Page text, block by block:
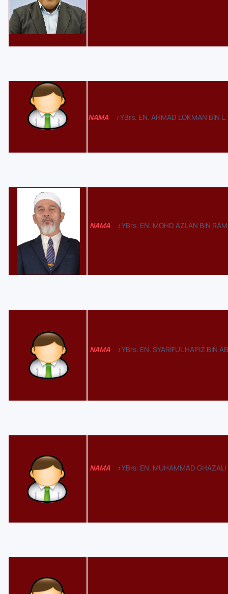
NAMA :YBrs. EN. AHMAD LOKMAN BIN
NAMA :YBrs. EN. MOHD AZLAN BIN
NAMA :YBrs. EN. SYARIFUL HAPIZ BIN
NAMA :YBrs. EN. MUHAMMAD GHAZALI